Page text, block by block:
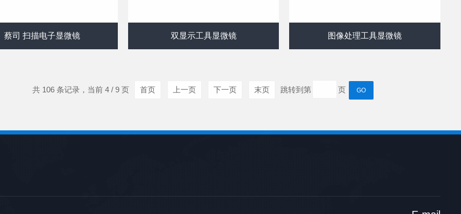
蔡司 扫描电子显微镜 双显示工具显微镜 图像处理工具显微镜
共 106 条记录，当前 4 / 9 页 首页 上一页 下一页 末页 跳转到第 页